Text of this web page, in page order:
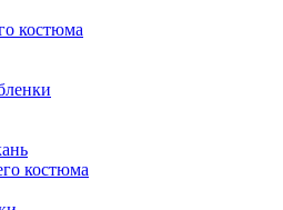
костюма
костюма